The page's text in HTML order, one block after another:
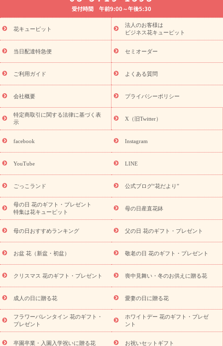
通夜・葬儀に贈る花 胡蝶蘭・花鉢
ーブドフラワー
季節のイベント
ひまわり ギフト・プレゼント
特集
お盆 花（新盆・初盆） 季節のイベント
お盆 花（新
盆・初盆）
お盆 花（新盆・初盆）
お盆・お供え 花とセットギ
フト
お盆・お供え プリザーブドフラワー
ひまわり ギフト・プ
レゼント特集
夏の花贈り・お中元・暑中見舞い 花のギフト特集
敬老の日におくる花ギフト・プレゼント特集
花ギフト・プレゼント特集
敬老の日 花のおすすめランキング
敬
老の日 花鉢植えのギフト・プレゼント特集
敬老の日 花とセットギ
フト・プレゼント特集
敬老の日の花 全てのギフト一覧
キャン
ペーン
映画『ウォーターガーディアンズ』コラボキャンペーン
「きょう誕生日なんです」キャンペーン
誕生日の花を探す
誕生日フラワーギフト 誕生日フラワーギフト特集
9月の誕生花(リンドウ)
ら探す
お祝いの花特集 当日配達特急便 お祝い商品一覧
念日
結婚祝い 出産祝い 退院祝い・快気祝い
寿祝い
プチギフト ペットのお祝いフラワー
供え・お悔やみ商品一覧
お供え・お悔やみの花
四十九日法要以
降に贈る花
通夜・葬儀に贈る花
お供え お花とセットギフト
お供え プリザーブドフラワー
ペットのお供えフラワー
お盆（新
盆・初盆）
その他 お祝い返し お見舞い
お取り寄せギフト
ビジネス用
ご自宅用 観葉植物 ミディ胡蝶蘭
プリザーブ
ドフラワー
スタイルから探す アレンジメント 花束
スタ
ンド花
お祝い お供え・お悔やみ 胡蝶蘭 胡蝶蘭・花鉢
ディ胡蝶蘭・お祝い
ミディ胡蝶蘭・お供え
世界初の青色胡蝶蘭
観葉植物
観葉植物 産直多肉植物
プリザーブドフラワー
お祝い
お供え・お悔やみ 花とセットギフト
セミオーダー
プチギフト（hanamore -ハナモア-）
花とみどりのeギフト
受付時間 午前9:00～午後5:30
花キューピット
法人のお客様は
ビジネス花キューピット
当日配達特急便 セミオーダー
ご利用ガイド よくある質問
会社概要 プライバシーポリシー
特定商取引に関する法律に基づく表
示
X（旧Twitter）
facebook Instagram
YouTube LINE
ごっこランド 公式ブログ“花だより”
母の日 花のギフト・プレゼント
特集は花キューピット
母の日産直花鉢
母の日おすすめランキング 父の日 花のギフト・プレゼント
お盆 花（新盆・初盆） 敬老の日 花のギフト・プレゼント
クリスマス 花のギフト・プレゼント 喪中見舞い・冬のお供えに贈る花
成人の日に贈る花 愛妻の日に贈る花
フラワーバレンタイン 花のギフト・
プレゼント
ホワイトデー 花のギフト・プレゼ
ント
卒園卒業・入園入学祝いに贈る花 お祝いセットギフト